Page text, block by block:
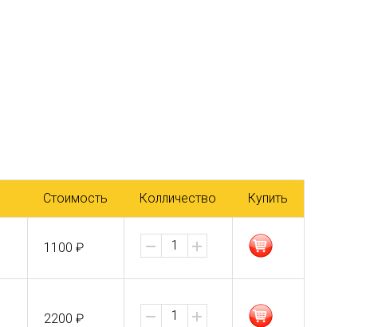
Стоимость Колличество Купить
1100 ₽
2200 ₽